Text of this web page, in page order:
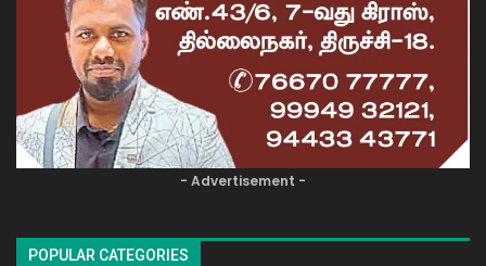
- Advertisement -
POPULAR CATEGORIES